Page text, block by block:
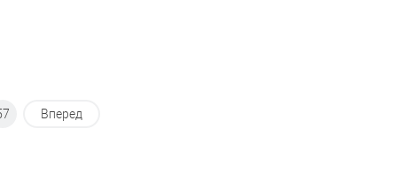
Вперед